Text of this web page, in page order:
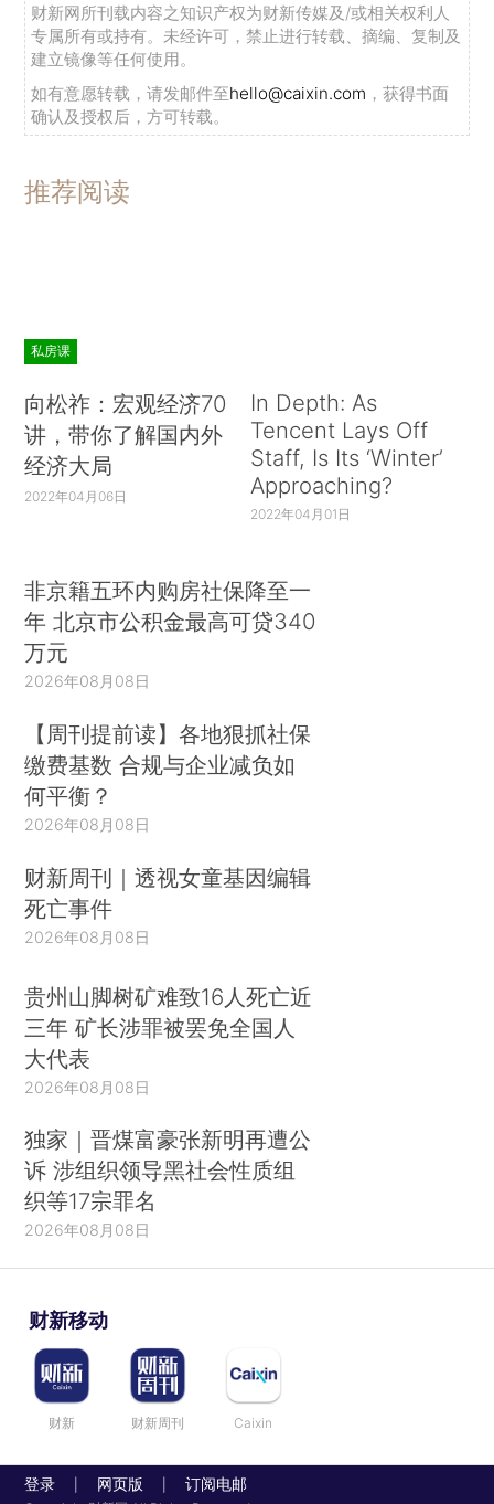
财新网所刊载内容之知识产权为财新传媒及/或相关权利人
专属所有或持有。未经许可，禁止进行转载、摘编、复制及
建立镜像等任何使用。
如有意愿转载，请发邮件至hello@caixin.com ，获得书面
确认及授权后，方可转载。
推荐阅读
私房课
向松祚：宏观经济70
讲，带你了解国内外
经济大局
2022年04月06日
In Depth: As
Tencent Lays Off
Staff, Is Its ‘Winter’
Approaching?
2022年04月01日
非京籍五环内购房社保降至一
年 北京市公积金最高可贷340
万元
2026年08月08日
【周刊提前读】各地狠抓社保
缴费基数 合规与企业减负如
何平衡？
2026年08月08日
财新周刊｜透视女童基因编辑
死亡事件
2026年08月08日
贵州山脚树矿难致16人死亡近
三年 矿长涉罪被罢免全国人
大代表
2026年08月08日
独家｜晋煤富豪张新明再遭公
诉 涉组织领导黑社会性质组
织等17宗罪名
2026年08月08日
财新移动
财新 财新周刊 Caixin
登录 网页版 订阅电邮